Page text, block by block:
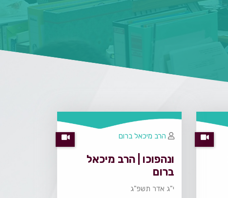
ונהפוכו | הרב מיכאל
ברום
י"ג אדר תשפ"ג
הרב מיכאל ברום